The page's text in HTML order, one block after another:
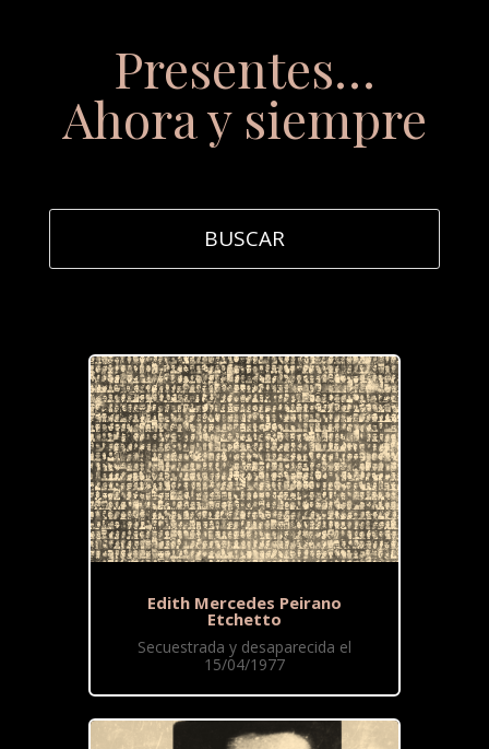
Presentes…
Ahora y siempre
Edith Mercedes Peirano
Etchetto
Secuestrada y desaparecida el
15/04/1977